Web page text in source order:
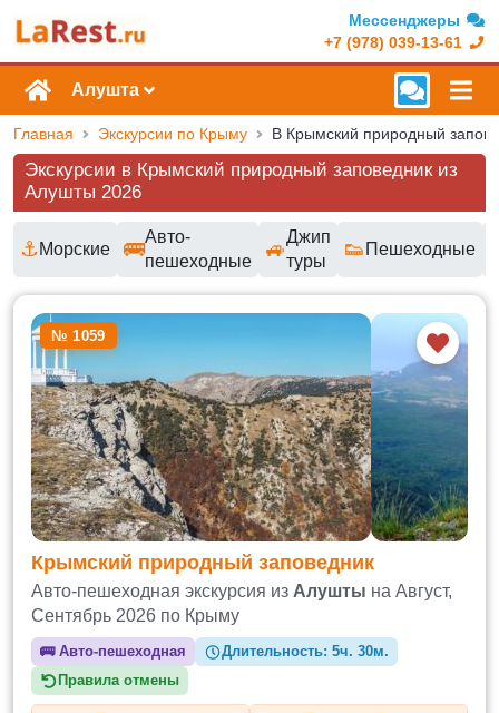
Мессенджеры
+7 (978) 039-13-61
Алушта
Главная Экскурсии по Крыму
Экскурсии в Крымский природный заповедник из
Алушты 2026
⚓Морские 🚌
Авто-
пешеходные
🚙
Джип
туры
👟 Пешеходные
Доступные маршруты и цены
№ 1059
Крымский природный заповедник
Авто-пешеходная экскурсия из Алушты на Август,
Сентябрь 2026 по Крыму
🚌Авто-пешеходная Длительность:5ч. 30м.
Правила отмены